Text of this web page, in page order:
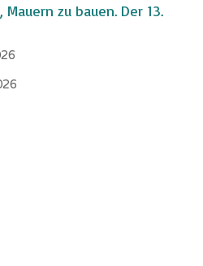
zu bauen. Der 13.